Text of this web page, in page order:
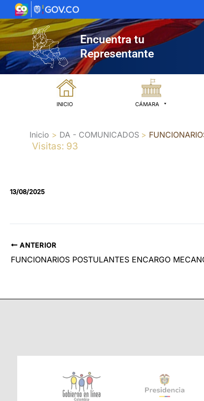
al
contenido
Encuentra tu
Representante
INICIO CÁMARA
Inicio DA - COMUNICADOS
Visitas: 93
13/08/2025
ANTERIOR
FUNCIONARIOS POSTULANTES ENCARGO